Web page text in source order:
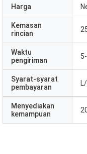
Harga
Kemasan
rincian
Waktu
pengiriman
Syarat-syarat
pembayaran
Menyediakan
kemampuan